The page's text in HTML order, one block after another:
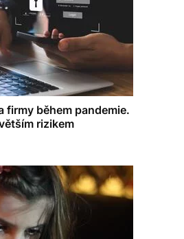
firmy během pandemie.
rizikem